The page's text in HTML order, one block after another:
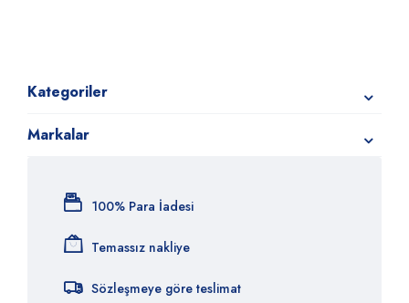
Kategoriler
Markalar
100% Para İadesi
Temassız nakliye
Sözleşmeye göre teslimat